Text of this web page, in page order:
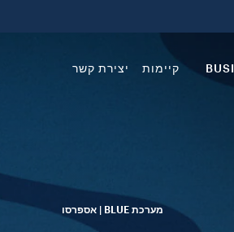
קיימות יצירת קשר
מערכת BLUE | אספרסו